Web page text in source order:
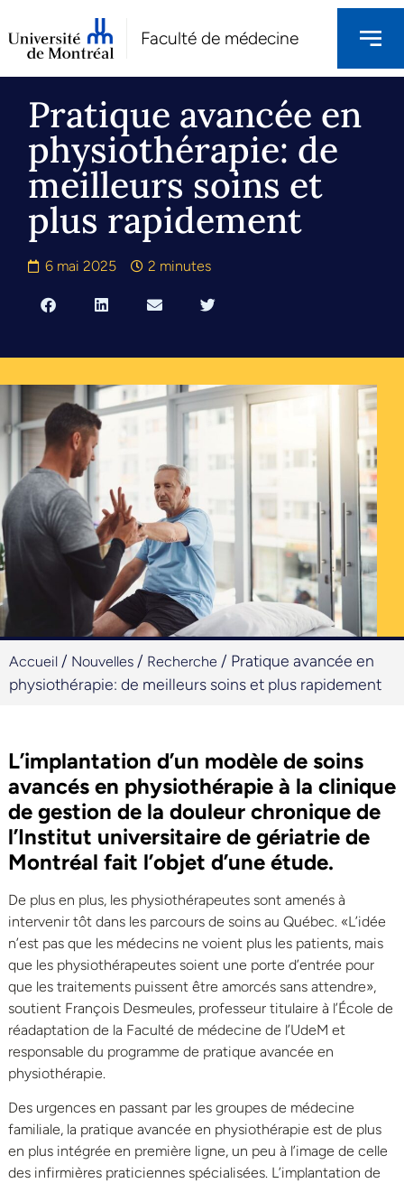
Faculté de médecine
Pratique avancée en
physiothérapie: de
meilleurs soins et
plus rapidement
6 mai 2025 2 minutes
Accueil / Nouvelles / Recherche / Pratique avancée en
physiothérapie: de meilleurs soins et plus rapidement
L’implantation d’un modèle de soins
avancés en physiothérapie à la clinique
de gestion de la douleur chronique de
l’Institut universitaire de gériatrie de
Montréal fait l’objet d’une étude.
De plus en plus, les physiothérapeutes sont amenés à
intervenir tôt dans les parcours de soins au Québec. «L’idée
n’est pas que les médecins ne voient plus les patients, mais
que les physiothérapeutes soient une porte d’entrée pour
que les traitements puissent être amorcés sans attendre»,
soutient François Desmeules, professeur titulaire à l’École de
réadaptation de la Faculté de médecine de l’UdeM et
responsable du programme de pratique avancée en
physiothérapie.
Des urgences en passant par les groupes de médecine
familiale, la pratique avancée en physiothérapie est de plus
en plus intégrée en première ligne, un peu à l’image de celle
des infirmières praticiennes spécialisées. L’implantation de